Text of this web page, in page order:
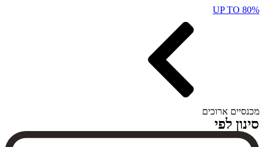
UP TO 80%
מכנסיים ארוכים
סינון לפי